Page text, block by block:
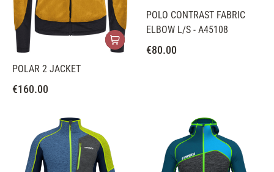
POLAR 2 JACKET
€160.00
POLO CONTRAST FABRIC
ELBOW L/S - A45108
€80.00